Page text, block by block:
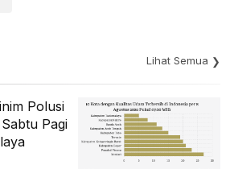
Lihat Semua
Polusi
Pagi